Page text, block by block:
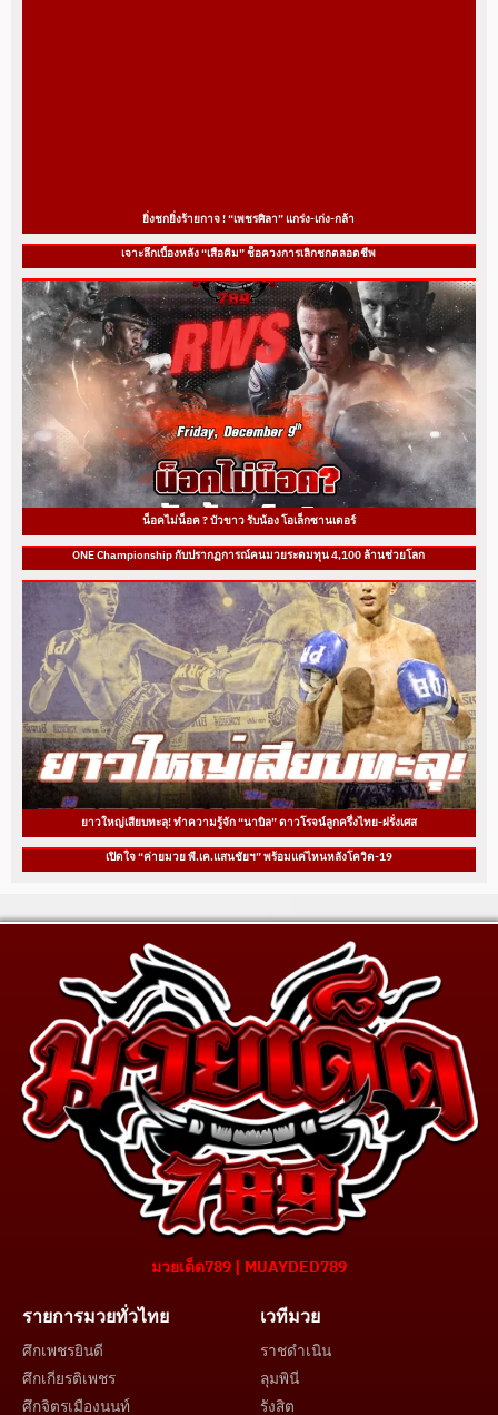
ยิ่งชกยิ่งร้ายกาจ ! “เพชรศิลา” แกร่ง-เก่ง-กล้า
เจาะลึกเบื้องหลัง “เสือคิม” ช็อควงการเลิกชกตลอดชีพ
น็อคไม่น็อค ? บัวขาว รับน้อง โอเล็กซานเดอร์
ONE Championship กับปรากฏการณ์คนมวยระดมทุน 4,100 ล้านช่วยโลก
ยาวใหญ่เสียบทะลุ! ทำความรู้จัก “นาบิล” ดาวโรจน์ลูกครึ่งไทย-ฝรั่งเศส
เปิดใจ “ค่ายมวย พี.เค.แสนชัยฯ” พร้อมแค่ไหนหลังโควิด-19
มวยเด็ด789 | MUAYDED789
รายการมวยทั่วไทย
ศึกเพชรยินดี
ศึกเกียรติเพชร
ศึกจิตรเมืองนนท์
เวทีมวย
ราชดำเนิน
ลุมพินี
รังสิต